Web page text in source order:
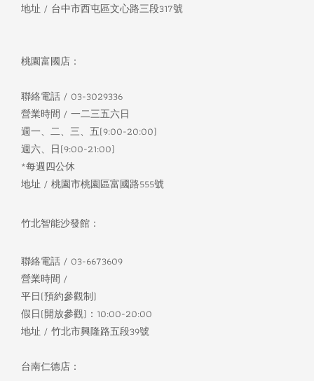
地址 / 台中市西屯區文心路三段317號
桃園富國店：
聯絡電話 / 03-3029336
營業時間 / 一二三五六日
週一、二、三、五(9:00-20:00)
週六、日(9:00-21:00)
*每週四公休
地址 / 桃園市桃園區富國路555號
竹北智能沙發館：
聯絡電話 / 03-6673609
營業時間 /
平日(預約參觀制)
假日(開放參觀)：10:00-20:00
地址 / 竹北市興隆路五段39號
台南仁德店：